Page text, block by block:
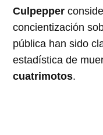
Culpepper
concientización
pública han sido
estadística de
cuatrimotos.